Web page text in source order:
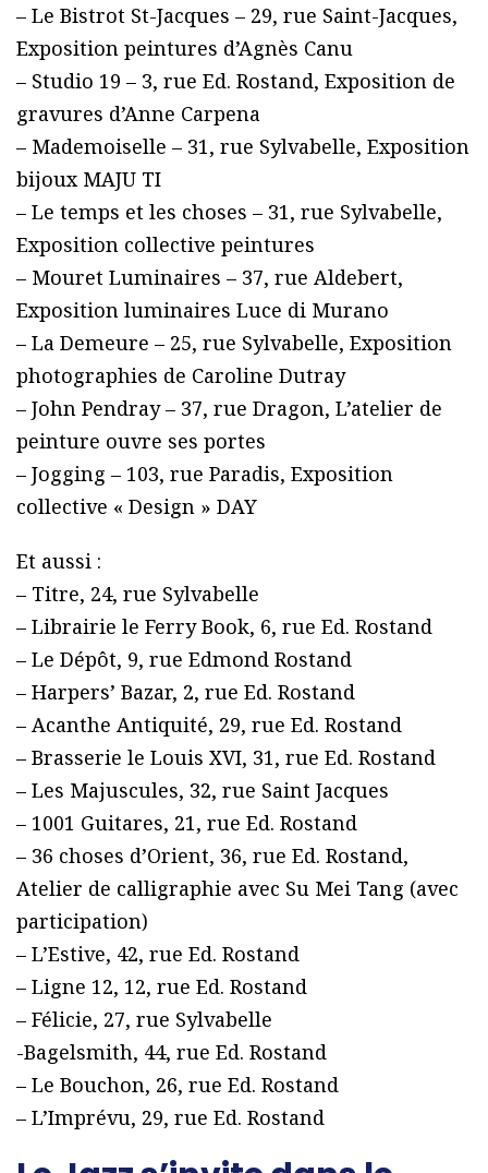
– Le Bistrot St-Jacques – 29, rue Saint-Jacques,
Exposition peintures d’Agnès Canu
– Studio 19 – 3, rue Ed. Rostand, Exposition de
gravures d’Anne Carpena
– Mademoiselle – 31, rue Sylvabelle, Exposition
bijoux MAJU TI
– Le temps et les choses – 31, rue Sylvabelle,
Exposition collective peintures
– Mouret Luminaires – 37, rue Aldebert,
Exposition luminaires Luce di Murano
– La Demeure – 25, rue Sylvabelle, Exposition
photographies de Caroline Dutray
– John Pendray – 37, rue Dragon, L’atelier de
peinture ouvre ses portes
– Jogging – 103, rue Paradis, Exposition
collective « Design » DAY
Et aussi :
– Titre, 24, rue Sylvabelle
– Librairie le Ferry Book, 6, rue Ed. Rostand
– Le Dépôt, 9, rue Edmond Rostand
– Harpers’ Bazar, 2, rue Ed. Rostand
– Acanthe Antiquité, 29, rue Ed. Rostand
– Brasserie le Louis XVI, 31, rue Ed. Rostand
– Les Majuscules, 32, rue Saint Jacques
– 1001 Guitares, 21, rue Ed. Rostand
– 36 choses d’Orient, 36, rue Ed. Rostand,
Atelier de calligraphie avec Su Mei Tang (avec
participation)
– L’Estive, 42, rue Ed. Rostand
– Ligne 12, 12, rue Ed. Rostand
– Félicie, 27, rue Sylvabelle
-Bagelsmith, 44, rue Ed. Rostand
– Le Bouchon, 26, rue Ed. Rostand
– L’Imprévu, 29, rue Ed. Rostand